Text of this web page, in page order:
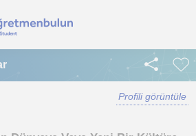
Profili görüntüle